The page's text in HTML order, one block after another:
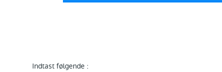
Indtast følgende :